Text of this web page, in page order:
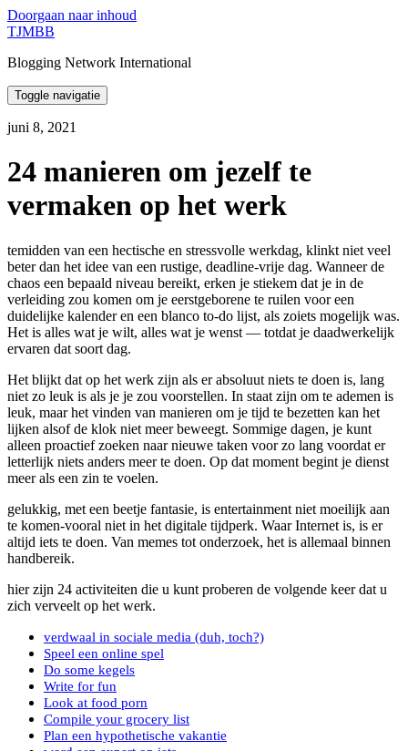
Doorgaan naar inhoud
TJMBB
Blogging Network International
Toggle navigatie
juni 8, 2021
24 manieren om jezelf te
vermaken op het werk
temidden van een hectische en stressvolle werkdag, klinkt niet veel
beter dan het idee van een rustige, deadline-vrije dag. Wanneer de
chaos een bepaald niveau bereikt, erken je stiekem dat je in de
verleiding zou komen om je eerstgeborene te ruilen voor een
duidelijke kalender en een blanco to-do lijst, als zoiets mogelijk was.
Het is alles wat je wilt, alles wat je wenst — totdat je daadwerkelijk
ervaren dat soort dag.
Het blijkt dat op het werk zijn als er absoluut niets te doen is, lang
niet zo leuk is als je je zou voorstellen. In staat zijn om te ademen is
leuk, maar het vinden van manieren om je tijd te bezetten kan het
lijken alsof de klok niet meer beweegt. Sommige dagen, je kunt
alleen proactief zoeken naar nieuwe taken voor zo lang voordat er
letterlijk niets anders meer te doen. Op dat moment begint je dienst
meer als een zin te voelen.
gelukkig, met een beetje fantasie, is entertainment niet moeilijk aan
te komen-vooral niet in het digitale tijdperk. Waar Internet is, is er
altijd iets te doen. Van memes tot onderzoek, het is allemaal binnen
handbereik.
hier zijn 24 activiteiten die u kunt proberen de volgende keer dat u
zich verveelt op het werk.
verdwaal in sociale media (duh, toch?)
Speel een online spel
Do some kegels
Write for fun
Look at food porn
Compile your grocery list
Plan een hypothetische vakantie